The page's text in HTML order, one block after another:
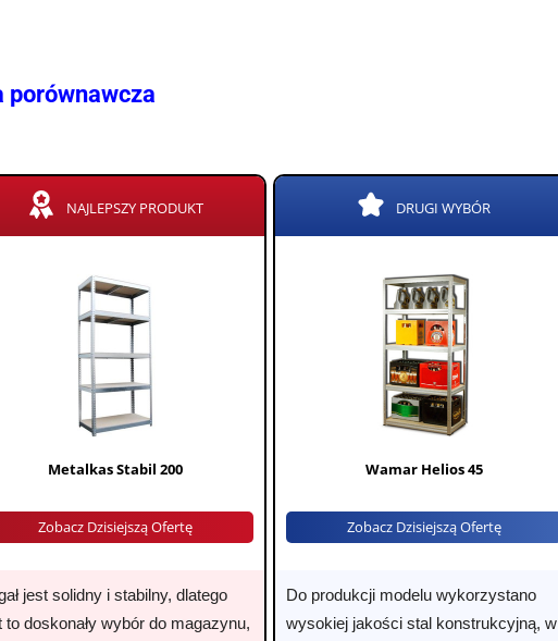
porównawcza
NAJLEPSZY PRODUKT
Metalkas Stabil 200
Zobacz Dzisiejszą Ofertę
jest solidny i stabilny, dlatego
to doskonały wybór do magazynu,
DRUGI WYBÓR
Wamar Helios 45
Zobacz Dzisiejszą Ofertę
Do produkcji modelu wykorzystano
wysokiej jakości stal konstrukcyjną, w